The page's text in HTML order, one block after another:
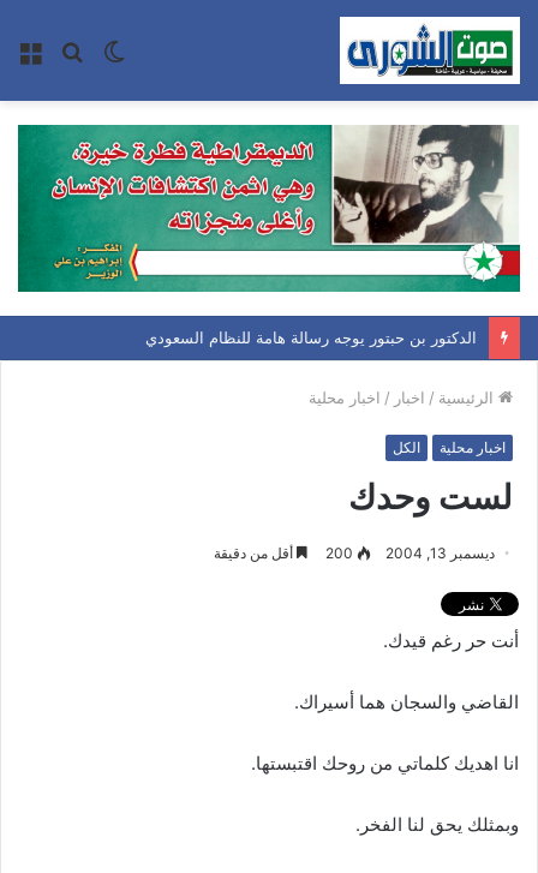
بحث الوضع
الدكتور بن حبتور يوجه رسالة هامة للنظام السعودي
الرئيسية / اخبار / اخبار محلية
اخبار محلية الكل
لست وحدك
ديسمبر 13, 2004 200 أقل من دقيقة
أنت حر رغم قيدك.
القاضي والسجان هما أسيراك.
انا اهديك كلماتي من روحك اقتبستها.
وبمثلك يحق لنا الفخر.